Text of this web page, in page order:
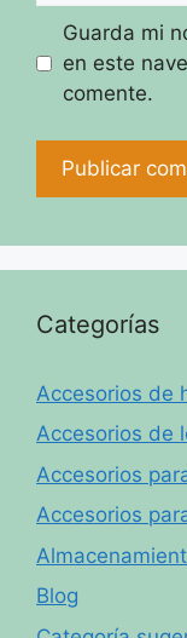
Guarda mi
en este
comente.
Categorías
Accesorios de
Accesorios de
Accesorios
Accesorios
Blog